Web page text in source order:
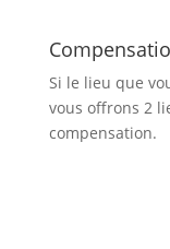
Si le lieu que
vous offrons 2
compensation.